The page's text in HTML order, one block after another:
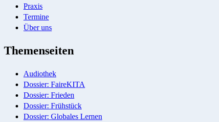
Praxis
Termine
Über uns
Themenseiten
Audiothek
Dossier: FaireKITA
Dossier: Frieden
Dossier: Frühstück
Dossier: Globales Lernen